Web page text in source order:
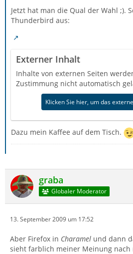
Jetzt hat man die Qual der Wahl ;).
Thunderbird aus:
Externer Inhalt
Inhalte von externen Seiten
Zustimmung nicht automatisch
Klicken Sie hier, um das
Dazu mein Kaffee auf dem Tisch.
graba
Globaler Moderator
13. September 2009 um 17:52
Aber Firefox in Charamel und dann
sieht farblich meiner Meinung nach